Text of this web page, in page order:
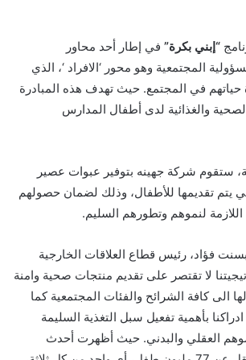
“إبني بكرة” في إطار أحد محاور
المجتمعية وهو محور ‘الافراد ‘، الذي
حياتهم في المجتمع. حيث تهدف هذه المبادرة
والغذائية لدى أطفال المدارس
ستقوم شركة جهينه بتوفير عبوات عصير
يتم تقديمها للأطفال، وذلك لضمان حصولهم
اللازمة لنموهم وتطورهم السليم.
فؤاد، رئيس قطاع العلاقات الخارجية
لا تقتصر على تقديم منتجات صحية وامنة
الى كافة الشرائح والفئات المجتمعية كما
بأهمية تفعيل سبل التغذية السليمة
العقلي والبدني. حيث أظهرت أحدث